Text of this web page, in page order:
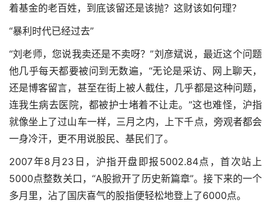
着基金的老百姓，到底该留还是该抛？这财该如何理？
“暴利时代已经过去”
“刘老师，您说我卖还是不卖呀？”刘彦斌说，最近这个问题
他几乎每天都要被问到无数遍，“无论是采访、网上聊天，
还是博客留言，甚至在街上被人截住，几乎都是这种问题，
连我生病去医院，都被护士堵着不让走。”这也难怪，沪指
就像坐上了过山车一样，三月之内，上下千点，旁观者都会
一身冷汗，更不用说股民、基民们了。
2007年8月23日，沪指开盘即报5002.84点，首次站上
5000点整数关口，“A股掀开了历史新篇章”。接下来的一个
多月里，沾了国庆喜气的股指便轻松地登上了6000点。